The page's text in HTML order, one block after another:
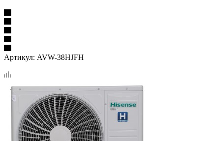
Артикул: AVW-38HJFH